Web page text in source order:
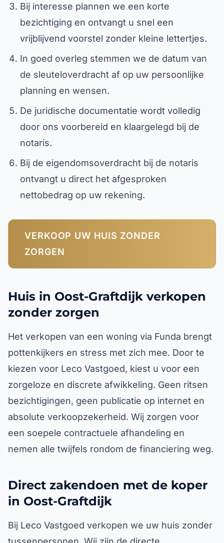
Bij interesse plannen we een korte
bezichtiging en ontvangt u snel een
vrijblijvend voorstel zonder kleine lettertjes.
In goed overleg stemmen we de datum van
de sleuteloverdracht af op uw persoonlijke
planning en wensen.
De juridische documentatie wordt volledig
door ons voorbereid en klaargelegd bij de
notaris.
Bij de eigendomsoverdracht bij de notaris
ontvangt u direct het afgesproken
nettobedrag op uw rekening.
VERKOOP UW HUIS ZONDER
ZORGEN
Huis in Oost-Graftdijk verkopen
zonder zorgen
Het verkopen van een woning via Funda brengt
pottenkijkers en stress met zich mee. Door te
kiezen voor Leco Vastgoed, kiest u voor een
zorgeloze en discrete afwikkeling. Geen ritsen
bezichtigingen, geen publicatie op internet en
absolute verkoopzekerheid. Wij zorgen voor
een soepele contractuele afhandeling en
nemen alle twijfels rondom de financiering weg.
Direct zakendoen met de koper
in Oost-Graftdijk
Bij Leco Vastgoed verkopen we uw huis zonder